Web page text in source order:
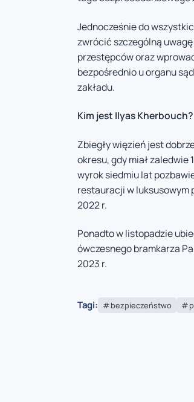
Jednocześnie do
zwrócić szczególną
przestępców oraz
bezpośrednio u organu
zakładu.
Kim jest Ilyas Kherbouch?
Zbiegły więzień jest
okresu, gdy miał zaledwie
wyrok siedmiu lat
restauracji w luksusowym
2022 r.
Ponadto w listopadzie
ówczesnego bramkarza
2023 r.
Tagi: bezpieczeństwo